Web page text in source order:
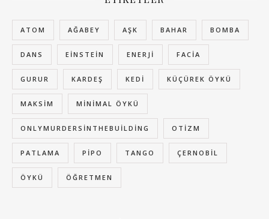
ATOM AĞABEY AŞK BAHAR BOMBA
DANS EINSTEIN ENERJI FACIA
GURUR KARDEŞ KEDI KÜÇÜREK ÖYKÜ
MAKSIM MINIMAL ÖYKÜ
ONLYMURDERSINTHEBUILDING OTIZM
PATLAMA PIPO TANGO ÇERNOBIL
ÖYKÜ ÖĞRETMEN